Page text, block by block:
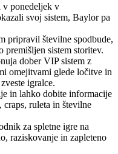
v ponedeljek v
svoj sistem, Baylor pa
pripravil številne spodbude,
premišljen sistem storitev.
dober VIP sistem z
omejitvami glede ločitve in
igralce.
in lahko dobite informacije
craps, ruleta in številne
za spletne igre na
raziskovanje in zapleteno